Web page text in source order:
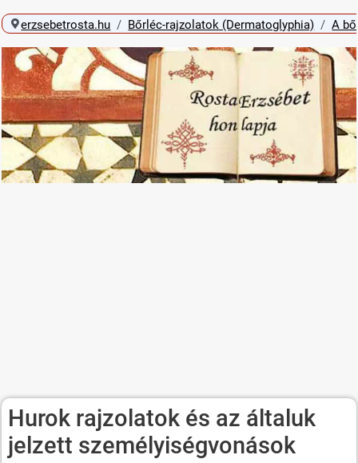
erzsebetrosta.hu Bőrléc-rajzolatok (Dermatoglyphia) A
Hurok rajzolatok és az általuk
jelzett személyiségvonások